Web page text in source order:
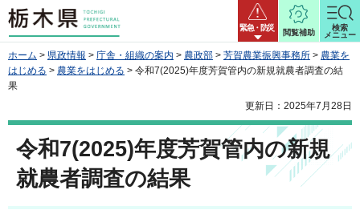
栃木県 緊急・防災
閲覧補助
検索
メニュー
ホーム > 県政情報 > 庁舎・組織の案内 > 農政部 > 芳賀農業振興事務所 > 農業を
はじめる > 農業をはじめる > 令和7(2025)年度芳賀管内の新規就農者調査の結
果
更新日：2025年7月28日
令和7(2025)年度芳賀管内の新規
就農者調査の結果